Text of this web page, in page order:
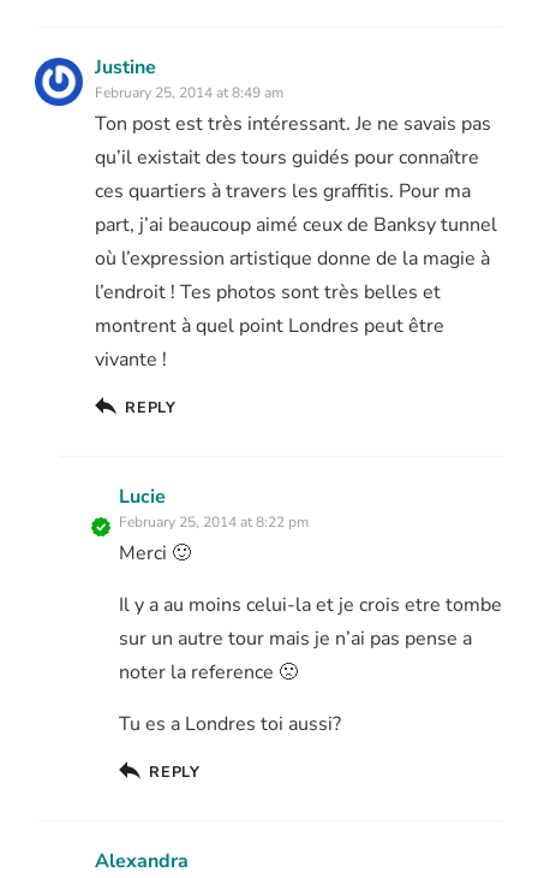
Justine
February 25, 2014 at 8:49 am
Ton post est très intéressant. Je ne savais pas
qu’il existait des tours guidés pour connaître
ces quartiers à travers les graffitis. Pour ma
part, j’ai beaucoup aimé ceux de Banksy tunnel
où l’expression artistique donne de la magie à
l’endroit ! Tes photos sont très belles et
montrent à quel point Londres peut être
vivante !
REPLY
Lucie
February 25, 2014 at 8:22 pm
Merci 🙂
Il y a au moins celui-la et je crois etre tombe
sur un autre tour mais je n’ai pas pense a
noter la reference 🙁
Tu es a Londres toi aussi?
REPLY
Alexandra